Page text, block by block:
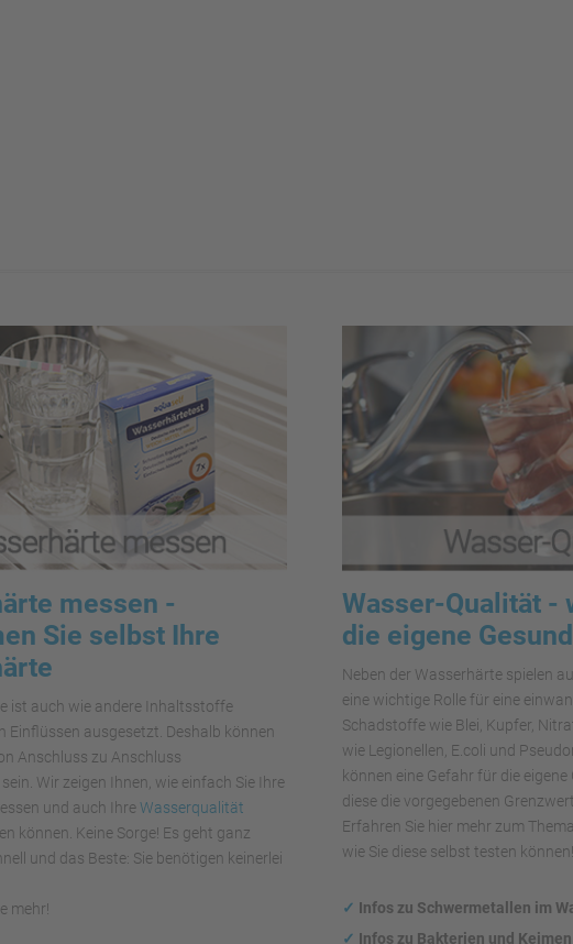
messen -
Sie selbst Ihre
ist auch wie andere Inhaltsstoffe
Einflüssen ausgesetzt. Deshalb können
Anschluss zu Anschluss
Wir zeigen Ihnen, wie einfach Sie Ihre
und auch IhreWasserqualität
können. Keine Sorge! Es geht ganz
und das Beste: Sie benötigen keinerlei
mehr!
Wasser-Qualität -
die eigene
Neben der Wasserhärte spielen
eine wichtige Rolle für eine
Schadstoffe wie Blei, Kupfer,
wie Legionellen, E.coli und
können eine Gefahr für die
diese die vorgegebenen
Erfahren Sie hier mehr zum
wie Sie diese selbst testen können!
✓ Infos zu Schwermetallen im
✓ Infos zu Bakterien und